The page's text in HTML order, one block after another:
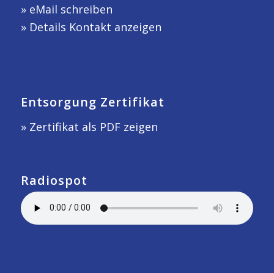
» eMail schreiben
» Details Kontakt anzeigen
Entsorgung Zertifikat
» Zertifikat als PDF zeigen
Radiospot